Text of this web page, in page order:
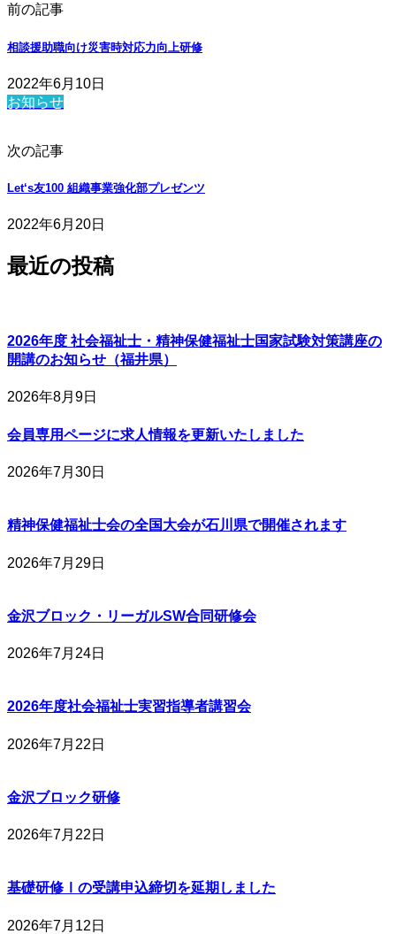
前の記事
相談援助職向け災害時対応力向上研修
2022年6月10日
お知らせ
次の記事
Let‘s友100 組織事業強化部プレゼンツ
2022年6月20日
最近の投稿
2026年度 社会福祉士・精神保健福祉士国家試験対策講座の
開講のお知らせ（福井県）
2026年8月9日
会員専用ページに求人情報を更新いたしました
2026年7月30日
精神保健福祉士会の全国大会が石川県で開催されます
2026年7月29日
金沢ブロック・リーガルSW合同研修会
2026年7月24日
2026年度社会福祉士実習指導者講習会
2026年7月22日
金沢ブロック研修
2026年7月22日
基礎研修Ⅰの受講申込締切を延期しました
2026年7月12日